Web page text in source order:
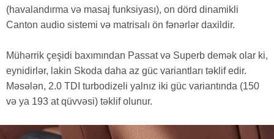
(havalandırma və masaj funksiyası), on dörd dinamikli
Canton audio sistemi və matrisalı ön fənərlər daxildir.
Mühərrik çeşidi baxımından Passat və Superb demək olar ki,
eynidirlər, lakin Skoda daha az güc variantları təklif edir.
Məsələn, 2.0 TDI turbodizeli yalnız iki güc variantında (150
və ya 193 at qüvvəsi) təklif olunur.